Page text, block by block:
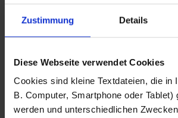
Zustimmung Details
Diese Webseite verwendet Cookies
Cookies sind kleine Textdateien, die in
B. Computer, Smartphone oder Tablet)
werden und unterschiedlichen
Fotografo: Lorenz
Sternbach